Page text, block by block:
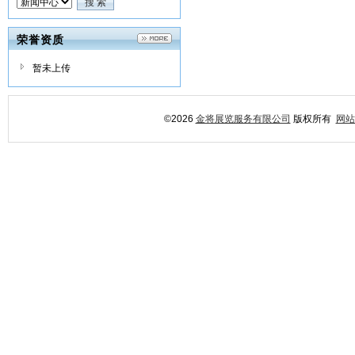
荣誉资质
暂未上传
©2026 金将展览服务有限公司 版权所有 网